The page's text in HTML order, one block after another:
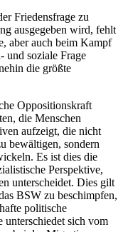
Friedensfrage zu
ausgegeben wird, fehlt
aber auch beim Kampf
und soziale Frage
die größte
Oppositionskraft
die Menschen
aufzeigt, die nicht
bewältigen, sondern
Es ist dies die
Perspektive,
unterscheidet. Dies gilt
BSW zu beschimpfen,
politische
sich vom